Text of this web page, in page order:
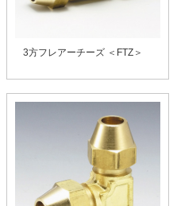
3方フレアーチーズ ＜FTZ＞